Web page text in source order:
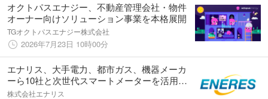
オクトパスエナジー、不動産管理会社・物件
オーナー向けソリューション事業を本格展開
TGオクトパスエナジー株式会社
2026年7月23日 10時00分
エナリス、大手電力、都市ガス、機器メーカ
ーら10社と次世代スマートメーターを活用し
たDRの共同調査事業を開始
株式会社エナリス